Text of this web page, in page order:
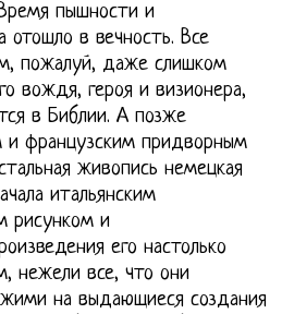
пышности и
отошло в вечность. Все
пожалуй, даже слишком
вождя, героя и визионера,
в Библии. А позже
и французским придворным
живопись немецкая
итальянским
рисунком и
его настолько
нежели все, что они
на выдающиеся создания